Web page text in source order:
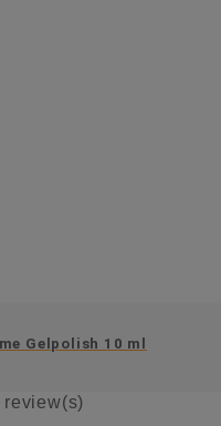
Gelpolish 10 ml
review(s)